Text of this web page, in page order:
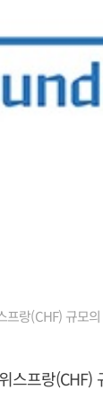
랑(CHF) 규모
스프랑